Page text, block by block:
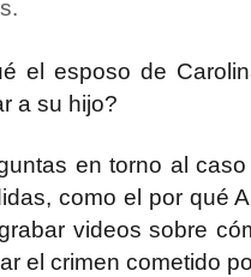
el esposo de
a su hijo?
en torno al
como el por qué
videos sobre
el crimen cometido